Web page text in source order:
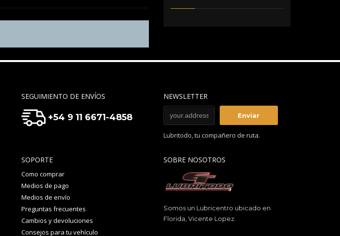
SEGUIMIENTO DE ENVÍOS
+54 9 11 6671-4858
NEWSLETTER
Lubritodo, tu compañero de ruta.
SOPORTE
Como comprar
Medios de pago
Medios de envío
Preguntas frecuentes
Cambios y devoluciones
Consejos para tu vehículo
SOBRE NOSOTROS
Somos un Lubricentro ubicado en
Florida, Vicente Lopez.